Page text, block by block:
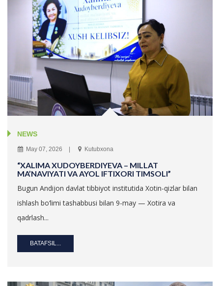
NEWS
May 07, 2026 Kutubxona
“XALIMA XUDOYBERDIYEVA – MILLAT
MA’NAVIYATI VA AYOL IFTIXORI TIMSOLI”
Bugun Andijon davlat tibbiyot institutida Xotin-qizlar bilan
ishlash bo‘limi tashabbusi bilan 9-may — Xotira va
qadrlash...
BATAFSIL...